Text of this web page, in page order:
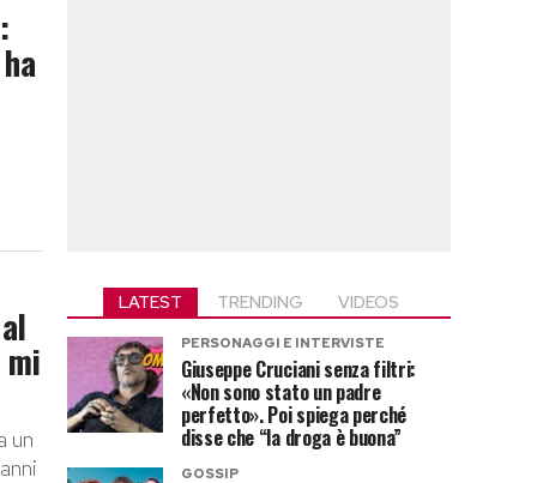
mi
un
LATEST TRENDING VIDEOS
PERSONAGGI E INTERVISTE
Giuseppe Cruciani senza filtri:
«Non sono stato un padre
perfetto». Poi spiega perché
disse che “la droga è buona”
GOSSIP